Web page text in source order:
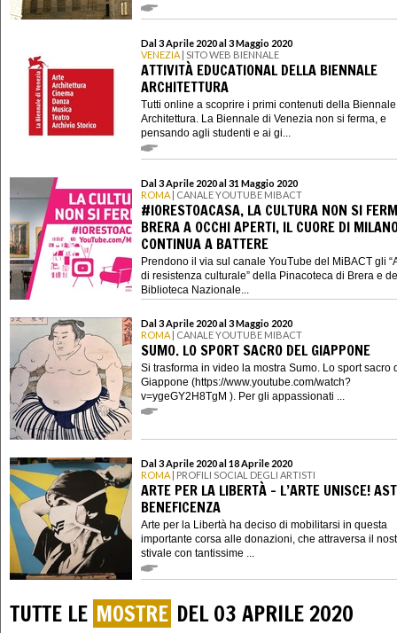
Dal 3 Aprile 2020 al 3 Maggio 2020
VENEZIA | SITO WEB BIENNALE
ATTIVITÀ EDUCATIONAL DELLA BIENNALE
ARCHITETTURA
Tutti online a scoprire i primi contenuti della Biennale
Architettura. La Biennale di Venezia non si ferma, e
pensando agli studenti e ai gi...
Dal 3 Aprile 2020 al 31 Maggio 2020
ROMA | CANALE YOUTUBE MIBACT
#IORESTOACASA, LA CULTURA NON SI
BRERA A OCCHI APERTI, IL CUORE DI
CONTINUA A BATTERE
Prendono il via sul canale YouTube del MiBACT gli
di resistenza culturale” della Pinacoteca di Brera e
Biblioteca Nazionale...
Dal 3 Aprile 2020 al 3 Maggio 2020
ROMA | CANALE YOUTUBE MIBACT
SUMO. LO SPORT SACRO DEL GIAPPONE
Si trasforma in video la mostra Sumo. Lo sport sacro
Giappone (https://www.youtube.com/watch?
v=ygeGY2H8TgM ). Per gli appassionati ...
Dal 3 Aprile 2020 al 18 Aprile 2020
ROMA | PROFILI SOCIAL DEGLI ARTISTI
ARTE PER LA LIBERTÀ - L’ARTE UNISCE!
BENEFICENZA
Arte per la Libertà ha deciso di mobilitarsi in questa
importante corsa alle donazioni, che attraversa il
stivale con tantissime ...
TUTTE LE MOSTRE DEL 03 APRILE 2020